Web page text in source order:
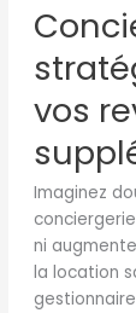
vos
Imaginez
ni
la location
7
pour
augmenter
revenus
sans
effort